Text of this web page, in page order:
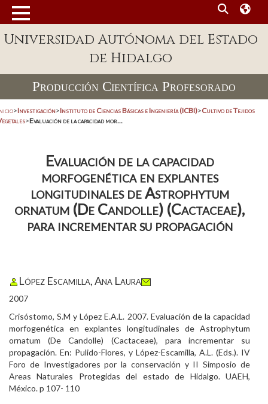
Universidad Autónoma del Estado
de Hidalgo
Producción Científica Profesorado
>Investigación>Instituto de Ciencias Básicas e Ingeniería (ICBI)>Cultivo de Tejidos
>Evaluación de la capacidad mor...
Evaluación de la capacidad
morfogenética en explantes
longitudinales de Astrophytum
ornatum (De Candolle) (Cactaceae),
para incrementar su propagación
López Escamilla, Ana Laura
2007
Crisóstomo, S.M y López E.A.L. 2007. Evaluación de la capacidad
morfogenética en explantes longitudinales de Astrophytum
ornatum (De Candolle) (Cactaceae), para incrementar su
propagación. En: Pulido-Flores, y López-Escamilla, A.L. (Eds.). IV
Foro de Investigadores por la conservación y II Simposio de
Areas Naturales Protegidas del estado de Hidalgo. UAEH,
México. p 107- 110